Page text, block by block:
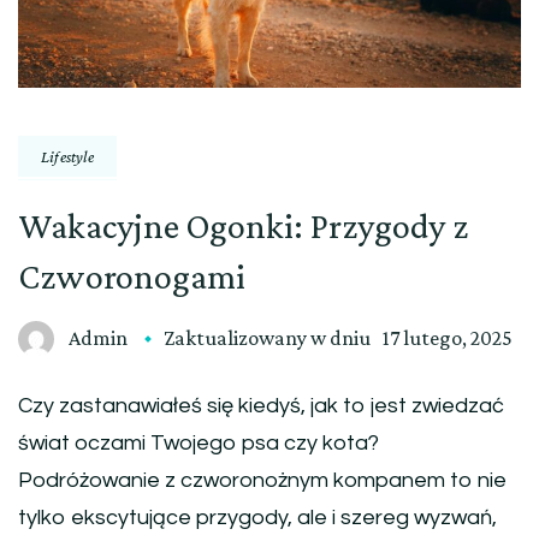
Lifestyle
Wakacyjne Ogonki: Przygody z
Czworonogami
Admin Zaktualizowany w dniu 17 lutego, 2025
Czy zastanawiałeś się kiedyś, jak to jest zwiedzać
świat oczami Twojego psa czy kota?
Podróżowanie z czworonożnym kompanem to nie
tylko ekscytujące przygody, ale i szereg wyzwań,